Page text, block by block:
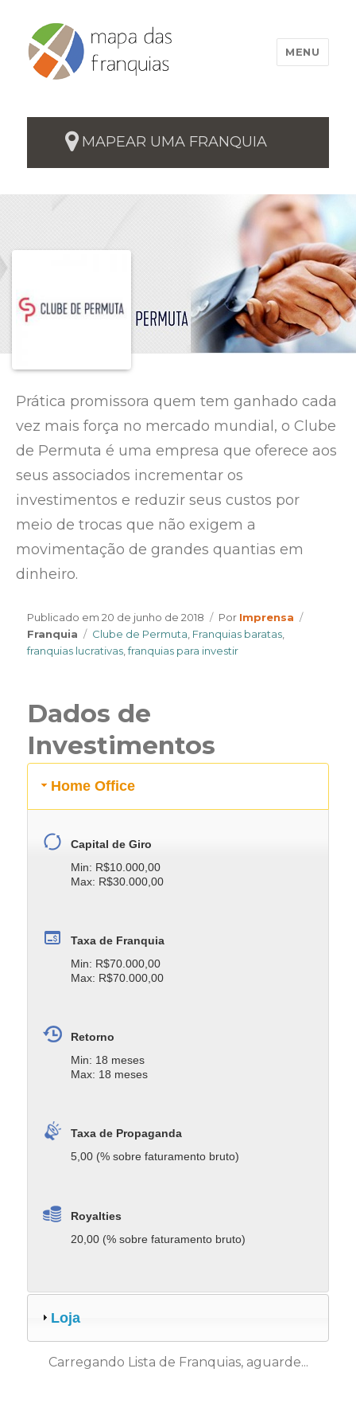
MENU
MAPEAR UMA FRANQUIA
Prática promissora quem tem ganhado cada
vez mais força no mercado mundial, o Clube
de Permuta é uma empresa que oferece aos
seus associados incrementar os
investimentos e reduzir seus custos por
meio de trocas que não exigem a
movimentação de grandes quantias em
dinheiro.
Publicado em20 de junho de 2018 Por Author
Imprensa
Franquia
Tags
Clube de Permuta Franquias baratas
franquias lucrativas ,franquias para investir
Dados de
Investimentos
Home Office
Capital de Giro
Min: R$10.000,00
Max: R$30.000,00
Taxa de Franquia
Min: R$70.000,00
Max: R$70.000,00
Retorno
Min: 18 meses
Max: 18 meses
Taxa de Propaganda
5,00 (% sobre faturamento bruto)
Royalties
20,00 (% sobre faturamento bruto)
Loja
Carregando Lista de Franquias, aguarde...